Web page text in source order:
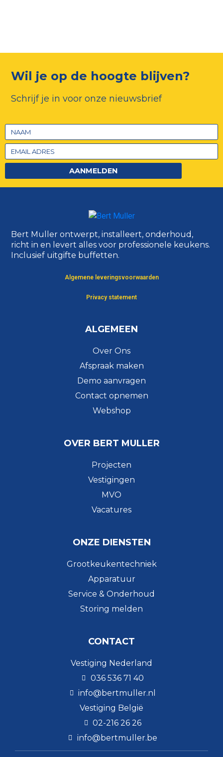
Wil je op de hoogte blijven?
Schrijf je in voor onze nieuwsbrief
AANMELDEN
Bert Muller ontwerpt, installeert, onderhoud,
richt in en levert alles voor professionele keukens.
Inclusief uitgifte buffetten.
Algemene leveringsvoorwaarden
Privacy statement
ALGEMEEN
Over Ons
Afspraak maken
Demo aanvragen
Contact opnemen
Webshop
OVER BERT MULLER
Projecten
Vestigingen
MVO
Vacatures
ONZE DIENSTEN
Grootkeukentechniek
Apparatuur
Service & Onderhoud
Storing melden
CONTACT
Vestiging Nederland
036 536 71 40
info@bertmuller.nl
Vestiging België
02-216 26 26
info@bertmuller.be